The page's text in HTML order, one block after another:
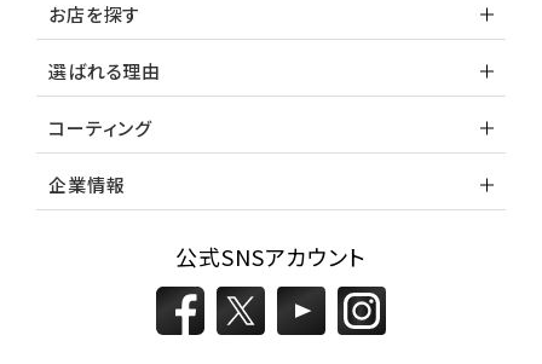
お店を探す
選ばれる理由
コーティング
企業情報
公式SNSアカウント